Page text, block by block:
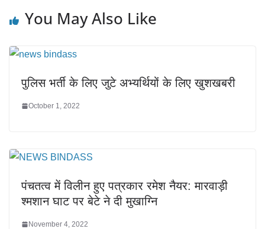
You May Also Like
पुलिस भर्ती के लिए जुटे अभ्यर्थियों के लिए खुशखबरी
October 1, 2022
पंचतत्व में विलीन हुए पत्रकार रमेश नैयर: मारवाड़ी
श्मशान घाट पर बेटे ने दी मुखाग्नि
November 4, 2022